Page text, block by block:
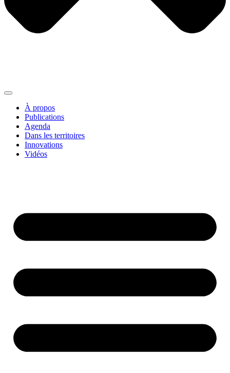
À propos
Publications
Agenda
Dans les territoires
Innovations
Vidéos